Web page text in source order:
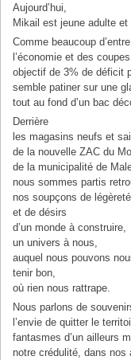
Aujourd’hui,
Mikail est jeune adulte et
Comme beaucoup
l’économie et des
objectif de 3% de déficit
semble patiner sur une
tout au fond d’un bac
Derrière
les magasins neufs et
de la nouvelle ZAC du
de la municipalité de
nous sommes partis
nos soupçons de légèreté
et de désirs
d’un monde à construire,
un univers à nous,
auquel nous pouvons
tenir bon,
où rien nous rattrape.
Nous parlons de
l’envie de quitter le
fantasmes d’un ailleurs
notre crédulité, dans